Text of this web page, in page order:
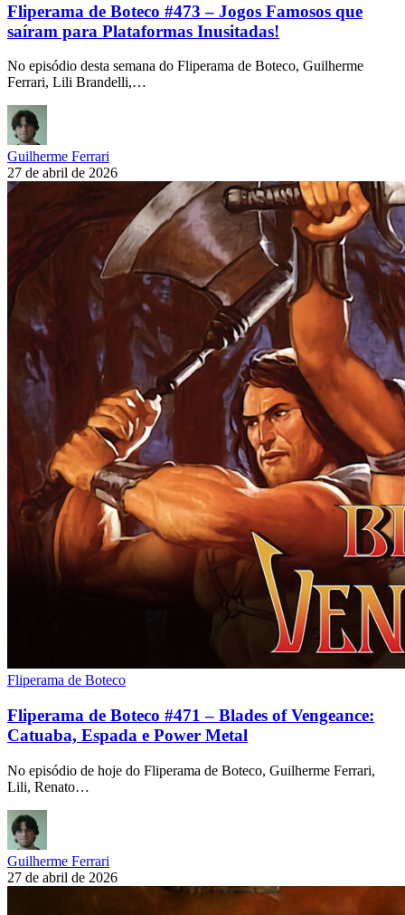
Fliperama de Boteco #473 – Jogos Famosos que
saíram para Plataformas Inusitadas!
No episódio desta semana do Fliperama de Boteco, Guilherme
Ferrari, Lili Brandelli,…
Guilherme Ferrari
27 de abril de 2026
Fliperama de Boteco
Fliperama de Boteco #471 – Blades of Vengeance:
Catuaba, Espada e Power Metal
No episódio de hoje do Fliperama de Boteco, Guilherme Ferrari,
Lili, Renato…
Guilherme Ferrari
27 de abril de 2026